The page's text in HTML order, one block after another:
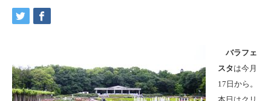
バラフェ
スタは今月
17日から。
アクセス
ブログ一覧ページ